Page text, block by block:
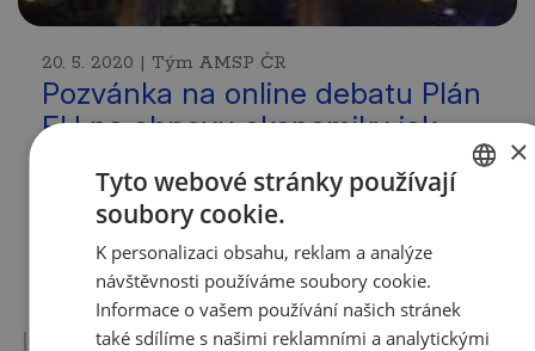
20. 5. 2020 | Tým AMSP ČR
Pozvánka na online debatu Plán
EU na obnovu ekonomiky jak
Dovolujeme si Vás pozvat na online debatu,
kterou pořádá zastoupení Evropské komise
v ČR a Kancelář Evropského parlamentu v
ČR ve spolupráci s Konfederací
zaměstnavatelských a…více »
×
Tyto webové stránky používají
soubory cookie.
K personalizaci obsahu, reklam a analýze
návštěvnosti používáme soubory cookie.
Informace o vašem používání našich stránek
také sdílíme s našimi reklamními a analytickými